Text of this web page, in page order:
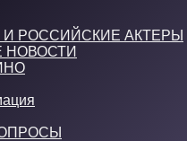
РОССИЙСКИЕ АКТЕРЫ
НОВОСТИ